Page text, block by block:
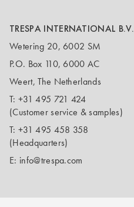
TRESPA INTERNATIONAL B.V.
Wetering 20, 6002 SM
P.O. Box 110, 6000 AC
Weert, The Netherlands
T: +31 495 721 424
(Customer service & samples)
T: +31 495 458 358
(Headquarters)
E: info@trespa.com